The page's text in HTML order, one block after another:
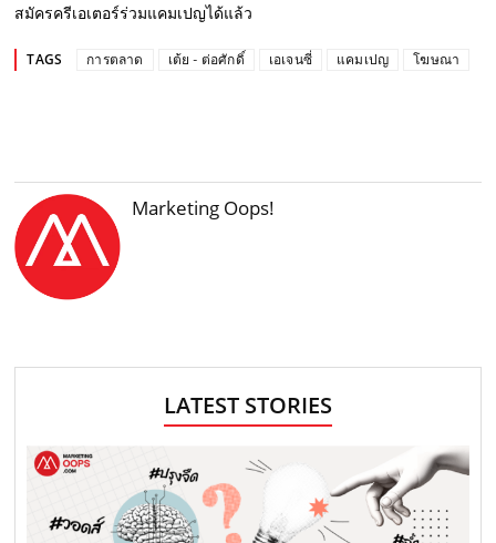
สมัครครีเอเตอร์ร่วมแคมเปญได้แล้ว
TAGS การตลาด เต้ย - ต่อศักดิ์ เอเจนซี่ แคมเปญ โฆษณา
Marketing Oops!
LATEST STORIES